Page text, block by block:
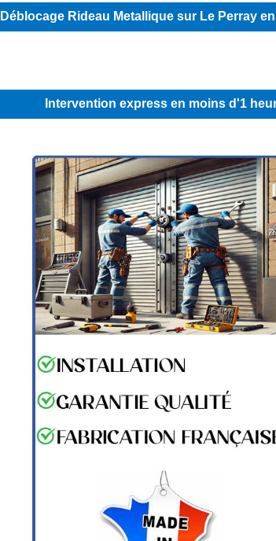
Déblocage Rideau Metallique sur Le Perray
Intervention express en moins d'1